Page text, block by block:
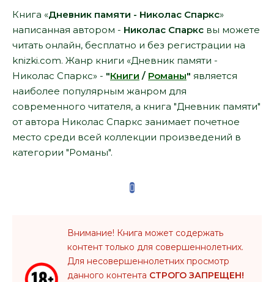
Книга «Дневник памяти - Николас Спаркс»
написанная автором - Николас Спаркс вы можете
читать онлайн, бесплатно и без регистрации на
knizki.com. Жанр книги «Дневник памяти -
Николас Спаркс» - "Книги / Романы" является
наиболее популярным жанром для
современного читателя, а книга "Дневник памяти"
от автора Николас Спаркс занимает почетное
место среди всей коллекции произведений в
категории "Романы".
Внимание! Книга может содержать
контент только для совершеннолетних.
Для несовершеннолетних просмотр
данного контента СТРОГО ЗАПРЕЩЕН!